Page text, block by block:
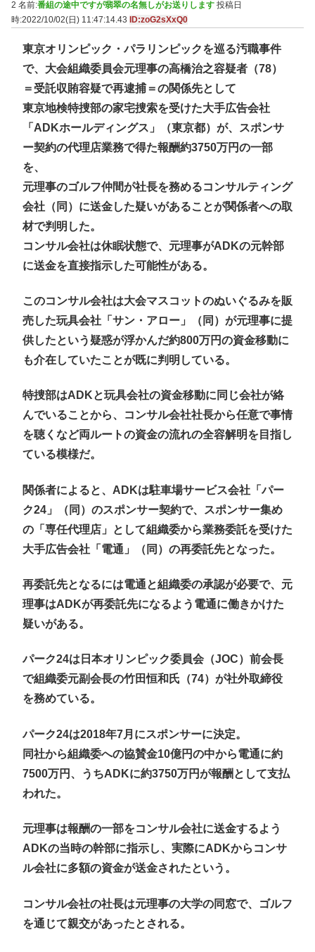
2 名前:番組の途中ですが翡翠の名無しがお送りします 投稿日
時:2022/10/02(日) 11:47:14.43 ID:zoG2sXxQ0
東京オリンピック・パラリンピックを巡る汚職事件
で、大会組織委員会元理事の高橋治之容疑者（78）
＝受託収賄容疑で再逮捕＝の関係先として
東京地検特捜部の家宅捜索を受けた大手広告会社
「ADKホールディングス」（東京都）が、スポンサ
ー契約の代理店業務で得た報酬約3750万円の一部
を、
元理事のゴルフ仲間が社長を務めるコンサルティング
会社（同）に送金した疑いがあることが関係者への取
材で判明した。
コンサル会社は休眠状態で、元理事がADKの元幹部
に送金を直接指示した可能性がある。
このコンサル会社は大会マスコットのぬいぐるみを販
売した玩具会社「サン・アロー」（同）が元理事に提
供したという疑惑が浮かんだ約800万円の資金移動に
も介在していたことが既に判明している。
特捜部はADKと玩具会社の資金移動に同じ会社が絡
んでいることから、コンサル会社社長から任意で事情
を聴くなど両ルートの資金の流れの全容解明を目指し
ている模様だ。
関係者によると、ADKは駐車場サービス会社「パー
ク24」（同）のスポンサー契約で、スポンサー集め
の「専任代理店」として組織委から業務委託を受けた
大手広告会社「電通」（同）の再委託先となった。
再委託先となるには電通と組織委の承認が必要で、元
理事はADKが再委託先になるよう電通に働きかけた
疑いがある。
パーク24は日本オリンピック委員会（JOC）前会長
で組織委元副会長の竹田恒和氏（74）が社外取締役
を務めている。
パーク24は2018年7月にスポンサーに決定。
同社から組織委への協賛金10億円の中から電通に約
7500万円、うちADKに約3750万円が報酬として支払
われた。
元理事は報酬の一部をコンサル会社に送金するよう
ADKの当時の幹部に指示し、実際にADKからコンサ
ル会社に多額の資金が送金されたという。
コンサル会社の社長は元理事の大学の同窓で、ゴルフ
を通じて親交があったとされる。